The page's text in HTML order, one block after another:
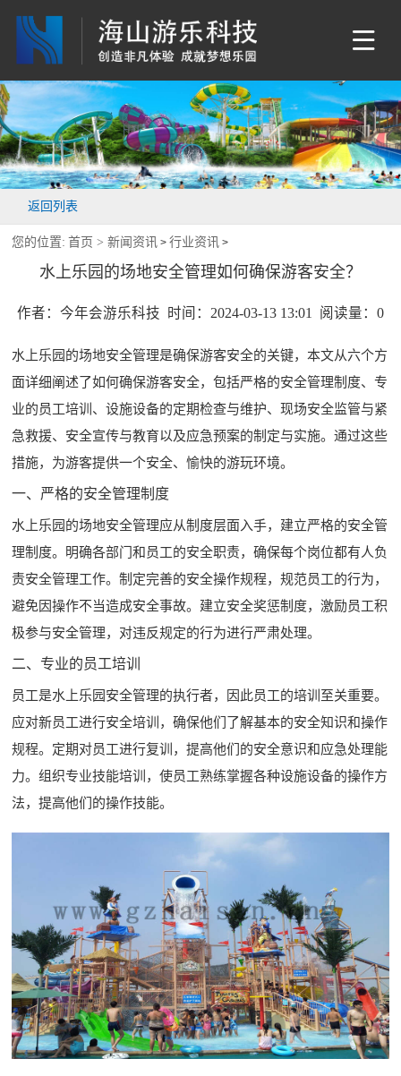
返回列表
您的位置: 首页 >新闻资讯 >行业资讯 >
水上乐园的场地安全管理如何确保游客安全？
作者：今年会游乐科技 时间：2024-03-13 13:01 阅读量： 0
水上乐园的场地安全管理是确保游客安全的关键，本文从六个方
面详细阐述了如何确保游客安全，包括严格的安全管理制度、专
业的员工培训、设施设备的定期检查与维护、现场安全监管与紧
急救援、安全宣传与教育以及应急预案的制定与实施。通过这些
措施，为游客提供一个安全、愉快的游玩环境。
一、严格的安全管理制度
水上乐园的场地安全管理应从制度层面入手，建立严格的安全管
理制度。明确各部门和员工的安全职责，确保每个岗位都有人负
责安全管理工作。制定完善的安全操作规程，规范员工的行为，
避免因操作不当造成安全事故。建立安全奖惩制度，激励员工积
极参与安全管理，对违反规定的行为进行严肃处理。
二、专业的员工培训
员工是水上乐园安全管理的执行者，因此员工的培训至关重要。
应对新员工进行安全培训，确保他们了解基本的安全知识和操作
规程。定期对员工进行复训，提高他们的安全意识和应急处理能
力。组织专业技能培训，使员工熟练掌握各种设施设备的操作方
法，提高他们的操作技能。